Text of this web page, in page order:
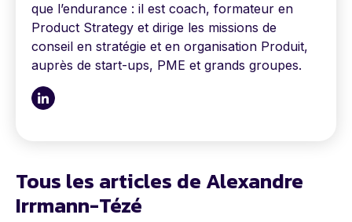
que l’endurance : il est coach, formateur en
Product Strategy et dirige les missions de
conseil en stratégie et en organisation Produit,
auprès de start-ups, PME et grands groupes.
Tous les articles de Alexandre
Irrmann-Tézé